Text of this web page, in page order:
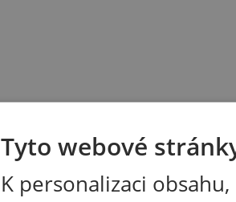
Tyto webové
K personalizaci